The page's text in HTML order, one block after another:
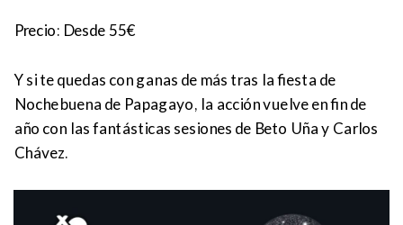
Precio: Desde 55€
Y si te quedas con ganas de más tras la fiesta de
Nochebuena de Papagayo, la acción vuelve en fin de
año con las fantásticas sesiones de Beto Uña y Carlos
Chávez.